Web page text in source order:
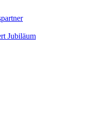
Jubiläum